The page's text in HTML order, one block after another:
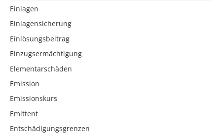
Einlagen
Einlagensicherung
Einlösungsbeitrag
Einzugsermächtigung
Elementarschäden
Emission
Emissionskurs
Emittent
Entschädigungsgrenzen